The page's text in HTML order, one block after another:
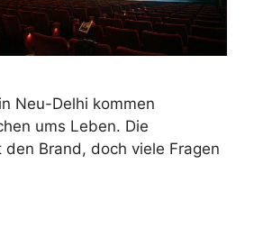
Neu-Delhi kommen
ums Leben. Die
den Brand, doch viele Fragen